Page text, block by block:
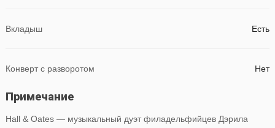
Вкладыш Есть
Конверт с разворотом Нет
Примечание
Hall & Oates — музыкальный дуэт филадельфийцев Дэрила